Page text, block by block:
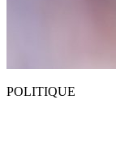
POLITIQUE